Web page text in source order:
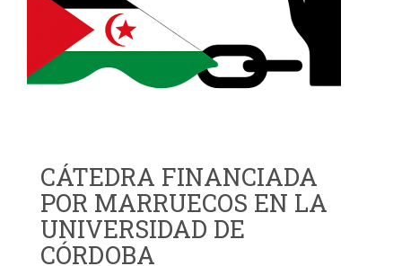
CÁTEDRA FINANCIADA
POR MARRUECOS EN LA
UNIVERSIDAD DE
CÓRDOBA